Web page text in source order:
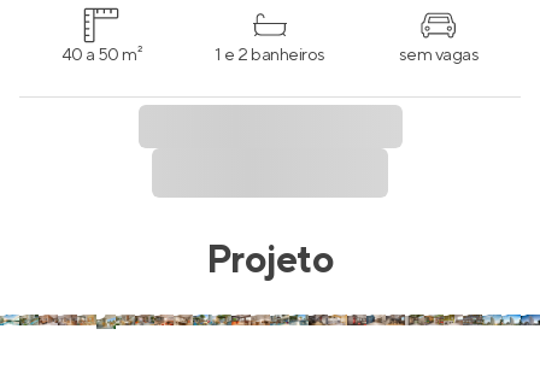
40 a 50 m² 1 e 2 banheiros sem vagas
Projeto